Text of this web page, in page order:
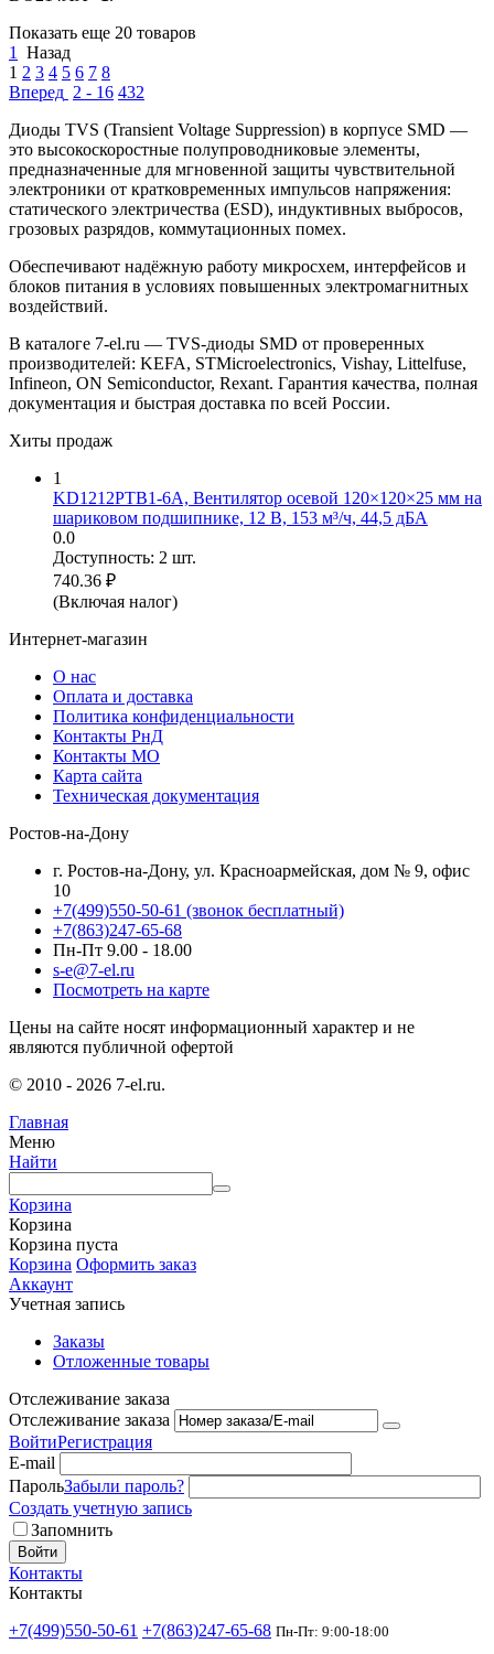
Показать еще 20 товаров
1
Назад
1 2 3 4 5 6 7 8
Вперед 2 - 16 432
Диоды TVS (Transient Voltage Suppression) в корпусе SMD —
это высокоскоростные полупроводниковые элементы,
предназначенные для мгновенной защиты чувствительной
электроники от кратковременных импульсов напряжения:
статического электричества (ESD), индуктивных выбросов,
грозовых разрядов, коммутационных помех.
Обеспечивают надёжную работу микросхем, интерфейсов и
блоков питания в условиях повышенных электромагнитных
воздействий.
В каталоге 7-el.ru — TVS-диоды SMD от проверенных
производителей: KEFA, STMicroelectronics, Vishay, Littelfuse,
Infineon, ON Semiconductor, Rexant. Гарантия качества, полная
документация и быстрая доставка по всей России.
Хиты продаж
1
KD1212PTB1-6A, Вентилятор осевой 120×120×25 мм на
шариковом подшипнике, 12 В, 153 м³/ч, 44,5 дБА
0.0
Доступность: 2 шт.
740.36 ₽
(Включая налог)
Интернет-магазин
О нас
Оплата и доставка
Политика конфиденциальности
Контакты РнД
Контакты МО
Карта сайта
Техническая документация
Ростов-на-Дону
г. Ростов-на-Дону, ул. Красноармейская, дом № 9, офис
10
+7(499)550-50-61 (звонок бесплатный)
+7(863)247-65-68
Пн-Пт 9.00 - 18.00
s-e@7-el.ru
Посмотреть на карте
Цены на сайте носят информационный характер и не
являются публичной офертой
© 2010 - 2026 7-el.ru.
Главная
Меню
Найти
Корзина
Корзина
Корзина пуста
Корзина Оформить заказ
Аккаунт
Учетная запись
Заказы
Отложенные товары
Отслеживание заказа
Отслеживание заказа
ВойтиРегистрация
E-mail
ПарольЗабыли пароль?
Создать учетную запись
Запомнить
Войти
Контакты
Контакты
+7(499)550-50-61 +7(863)247-65-68 Пн-Пт: 9:00-18:00